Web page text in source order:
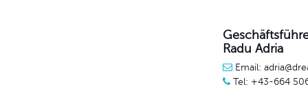
Radu Adria
Email:
Tel: +43-664